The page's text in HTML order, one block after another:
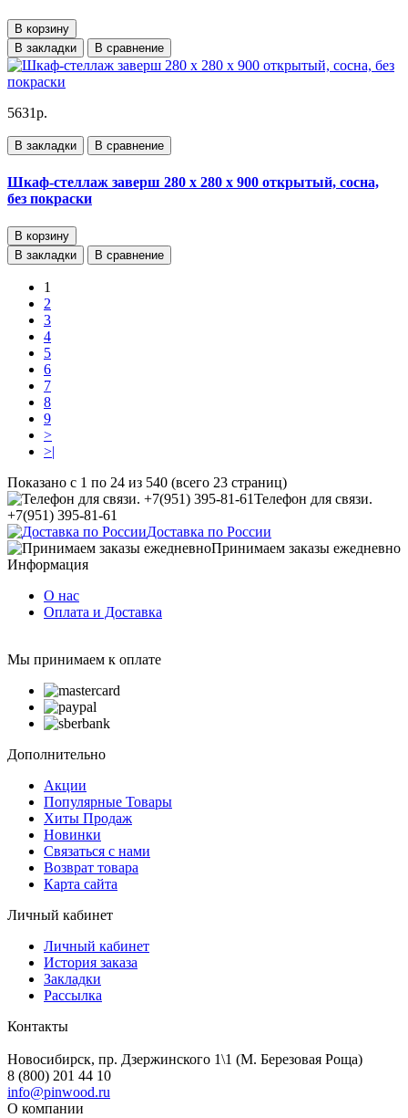
В корзину
В закладки
В сравнение
5631р.
В закладки В сравнение
Шкаф-стеллаж заверш 280 х 280 х 900 открытый, сосна,
без покраски
В корзину
В закладки
В сравнение
1
2
3
4
5
6
7
8
9
>
>|
Показано с 1 по 24 из 540 (всего 23 страниц)
Телефон для связи.
+7(951) 395-81-61
Доставка по России
Принимаем заказы ежедневно
Информация
О нас
Оплата и Доставка
Мы принимаем к оплате
Дополнительно
Акции
Популярные Товары
Хиты Продаж
Новинки
Связаться с нами
Возврат товара
Карта сайта
Личный кабинет
Личный кабинет
История заказа
Закладки
Рассылка
Контакты
Новосибирск, пр. Дзержинского 1\1 (М. Березовая Роща)
8 (800) 201 44 10
info@pinwood.ru
О компании